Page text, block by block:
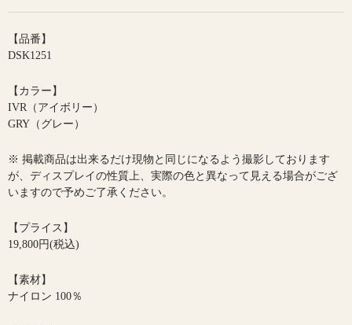
【品番】
DSK1251
【カラー】
IVR（アイボリー）
GRY（グレー）
※ 掲載商品は出来るだけ現物と同じになるよう撮影しております
が、ディスプレイの性質上、実際の色と異なって見える場合がござ
いますので予めご了承ください。
【プライス】
19,800円(税込)
【素材】
ナイロン 100％